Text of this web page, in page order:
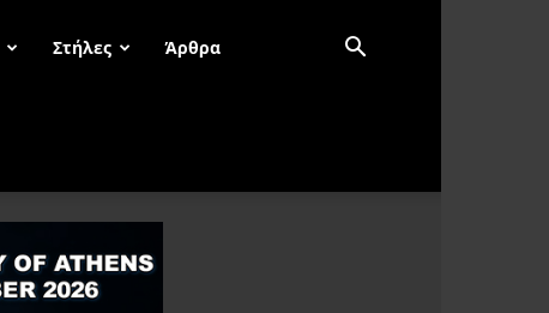
Στήλες Άρθρα